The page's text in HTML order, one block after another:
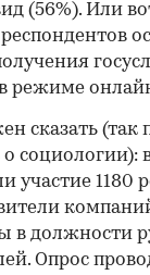
(56%). Или
режиме
сказать (так
социологии):
1180
в должности
Опрос